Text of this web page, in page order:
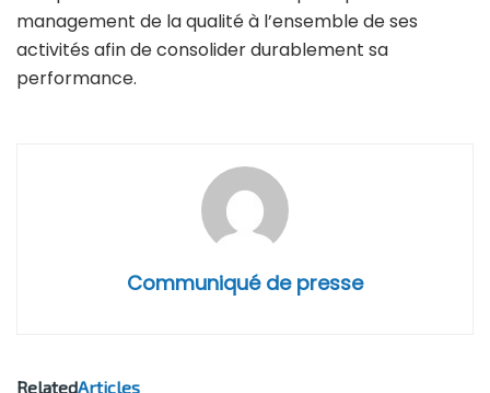
management de la qualité à l’ensemble de ses
activités afin de consolider durablement sa
performance.
Communiqué de presse
RelatedArticles